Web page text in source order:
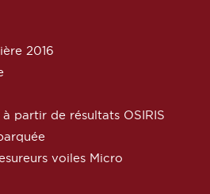
2016
partir de résultats OSIRIS
voiles Micro